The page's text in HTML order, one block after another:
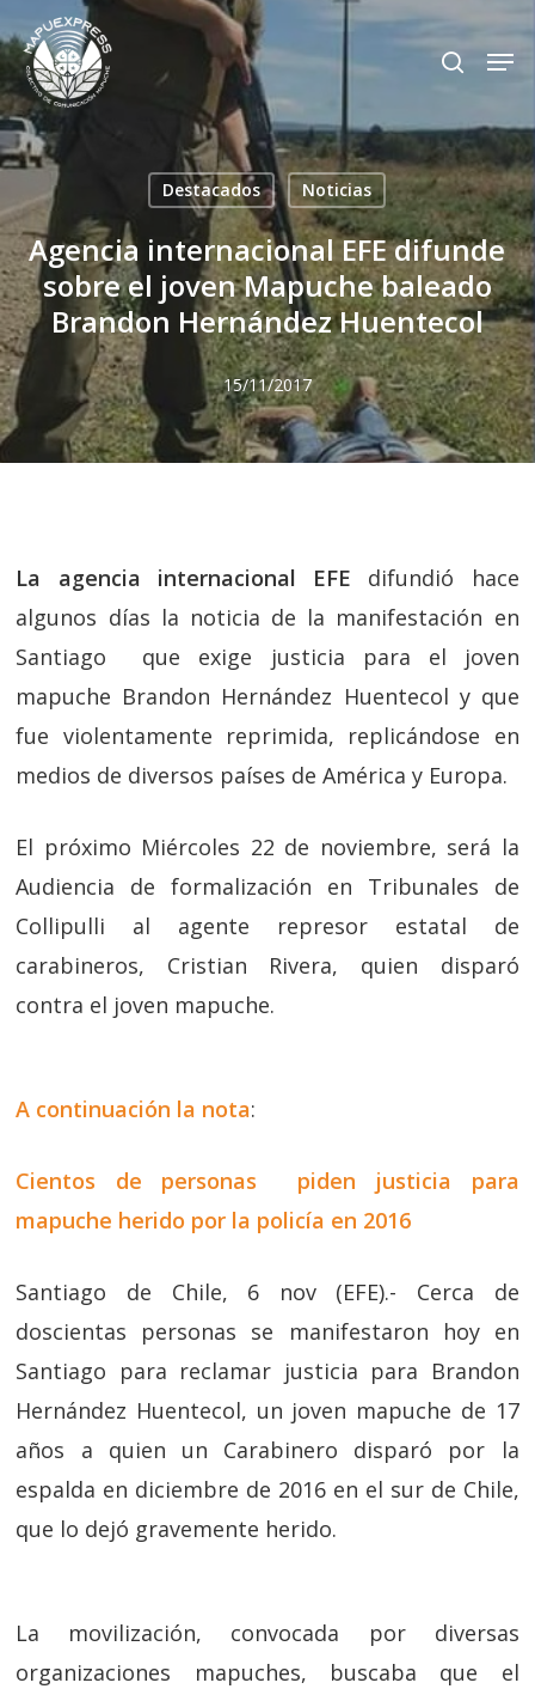
Skip
to
main
content
search
Destacados Noticias
Agencia internacional EFE difunde
sobre el joven Mapuche baleado
Brandon Hernández Huentecol
15/11/2017
La agencia internacional EFE difundió hace
algunos días la noticia de la manifestación en
Santiago que exige justicia para el joven
mapuche Brandon Hernández Huentecol y que
fue violentamente reprimida, replicándose en
medios de diversos países de América y Europa.
El próximo Miércoles 22 de noviembre, será la
Audiencia de formalización en Tribunales de
Collipulli al agente represor estatal de
carabineros, Cristian Rivera, quien disparó
contra el joven mapuche.
A continuación la nota:
Cientos de personas piden justicia para
mapuche herido por la policía en 2016
Santiago de Chile, 6 nov (EFE).- Cerca de
doscientas personas se manifestaron hoy en
Santiago para reclamar justicia para Brandon
Hernández Huentecol, un joven mapuche de 17
años a quien un Carabinero disparó por la
espalda en diciembre de 2016 en el sur de Chile,
que lo dejó gravemente herido.
La movilización, convocada por diversas
organizaciones mapuches, buscaba que el
Close